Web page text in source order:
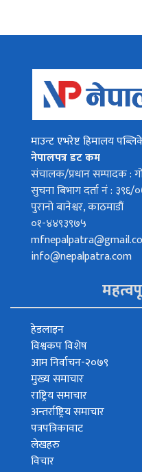
माउन्ट एभरेष्ट हिमालय
नेपालपत्र डट कम
संचालक/प्रधान सम्पादक :
सुचना बिभाग दर्ता नं :
पुरानो बानेश्वर, काठमाडौं
०१-४४९३९७५
info@nepalpatra.com
हेडलाइन
विश्वकप विशेष
आम निर्वाचन-२०७९
मुख्य समाचार
राष्ट्रिय समाचार
अन्तर्राष्ट्रिय समाचार
पत्रपत्रिकावाट
लेखहरु
विचार